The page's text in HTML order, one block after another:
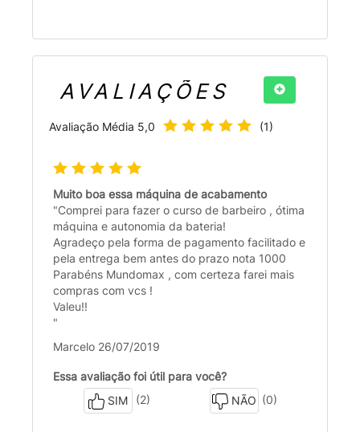
AVALIAÇÕES
Avaliação Média 5,0 (1)
Muito boa essa máquina de acabamento
"Comprei para fazer o curso de barbeiro , ótima
máquina e autonomia da bateria!
Agradeço pela forma de pagamento facilitado e
pela entrega bem antes do prazo nota 1000
Parabéns Mundomax , com certeza farei mais
compras com vcs !
Valeu!!
"
Marcelo 26/07/2019
Essa avaliação foi útil para você?
SIM
(2) NÃO (0)